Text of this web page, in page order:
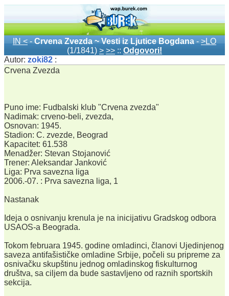
IN < - Crvena Zvezda ~ Vesti iz Ljutice Bogdana - >LO
(1/1841) > >> :: Odgovori!
Autor: zoki82 :
Crvena Zvezda
Puno ime: Fudbalski klub "Crvena zvezda"
Nadimak: crveno-beli, zvezda,
Osnovan: 1945.
Stadion: C. zvezde, Beograd
Kapacitet: 61.538
Menadžer: Stevan Stojanović
Trener: Aleksandar Janković
Liga: Prva savezna liga
2006.-07. : Prva savezna liga, 1
Nastanak
Ideja o osnivanju krenula je na inicijativu Gradskog odbora
USAOS-a Beograda.
Tokom februara 1945. godine omladinci, članovi Ujedinjenog
saveza antifašističke omladine Srbije, počeli su pripreme za
osnivačku skupštinu jednog omladinskog fiskulturnog
društva, sa ciljem da bude sastavljeno od raznih sportskih
sekcija.